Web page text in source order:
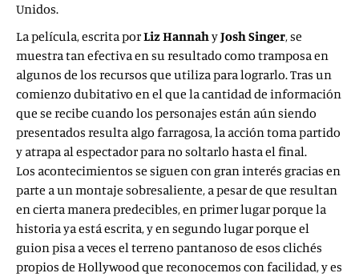
Unidos.
La película, escrita porLiz HannahyJosh Singer, se
muestra tan efectiva en su resultado como tramposa en
algunos de los recursos que utiliza para lograrlo. Tras un
comienzo dubitativo en el que la cantidad de información
que se recibe cuando los personajes están aún siendo
presentados resulta algo farragosa, la acción toma partido
y atrapa al espectador para no soltarlo hasta el final.
Los acontecimientos se siguen con gran interés gracias en
parte a un montaje sobresaliente, a pesar de que resultan
en cierta manera predecibles, en primer lugar porque la
historia ya está escrita, y en segundo lugar porque el
guion pisa a veces el terreno pantanoso de esos clichés
propios de Hollywood que reconocemos con facilidad, y es